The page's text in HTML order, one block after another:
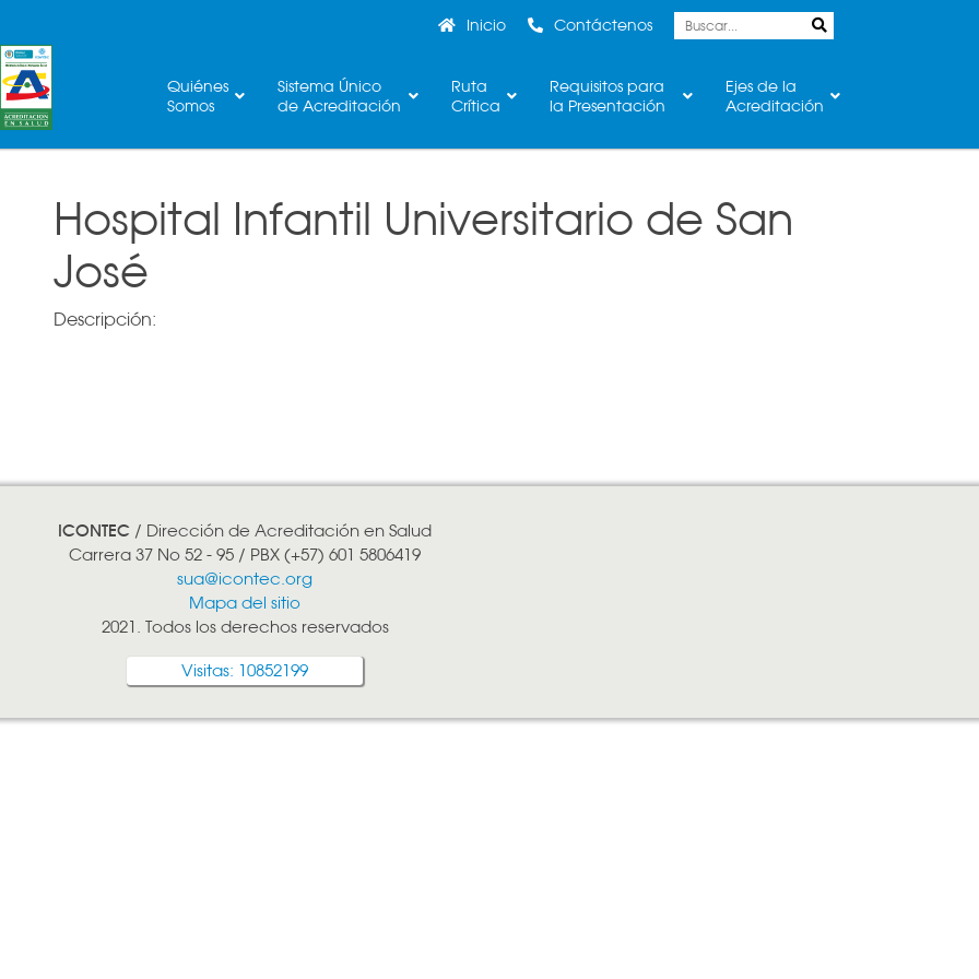
Inicio Contáctenos
Quiénes
Somos
Sistema Único
de Acreditación
Ruta
Crítica
Requisitos para
la Presentación
Ejes de la
Acreditación
Hospital Infantil Universitario de San
José
Descripción:
ICONTEC / Dirección de Acreditación en Salud
Carrera 37 No 52 - 95 / PBX (+57) 601 5806419
sua@icontec.org
Mapa del sitio
2021. Todos los derechos reservados
Visitas: 10852199